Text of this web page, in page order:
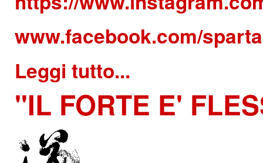
www.facebook.com/
Leggi tutto...
"IL FORTE E'